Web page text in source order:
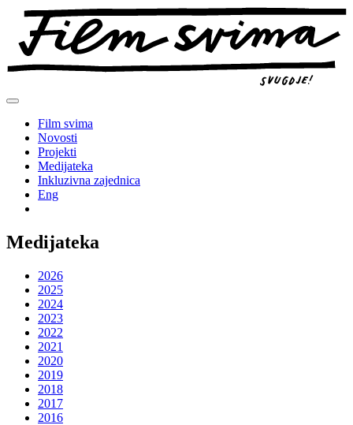
Preskoči
sadržaj
Film svima
Novosti
Projekti
Medijateka
Inkluzivna zajednica
Eng
Medijateka
2026
2025
2024
2023
2022
2021
2020
2019
2018
2017
2016